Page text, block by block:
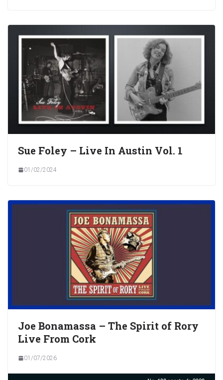
Sue Foley – Live In Austin Vol. 1
01/02/2024
Joe Bonamassa – The Spirit of Rory
Live From Cork
01/07/2026